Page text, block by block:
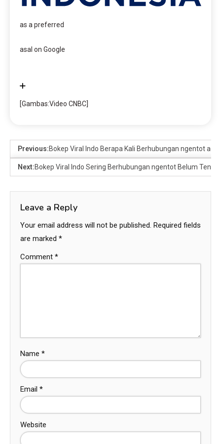
as a preferred
asal on Google
[Gambas:Video CNBC]
Previous:Bokep Viral Indo Berapa Kali Berhubungan ngentot
Next:Bokep Viral Indo Sering Berhubungan ngentot Belum Tentu
Leave a Reply
Your email address will not be published. Required fields
are marked *
Comment *
Name *
Email *
Website